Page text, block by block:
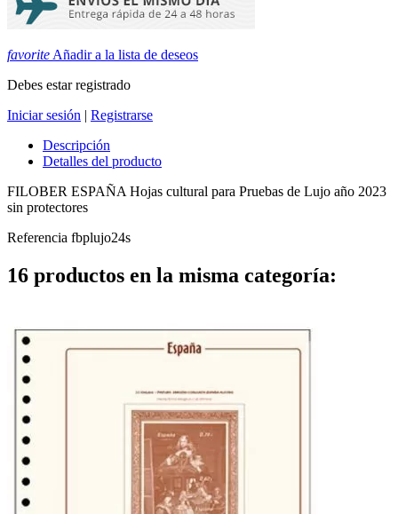
favorite Añadir a la lista de deseos
Debes estar registrado
Iniciar sesión | Registrarse
Descripción
Detalles del producto
FILOBER ESPAÑA Hojas cultural para Pruebas de Lujo año 2023
sin protectores
Referencia fbplujo24s
16 productos en la misma categoría: